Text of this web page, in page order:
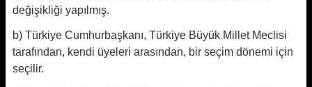
değişikliği yapılmış.
b) Türkiye Cumhurbaşkanı, Türkiye Büyük Millet Meclisi
tarafından, kendi üyeleri arasından, bir seçim dönemi için
seçilir.